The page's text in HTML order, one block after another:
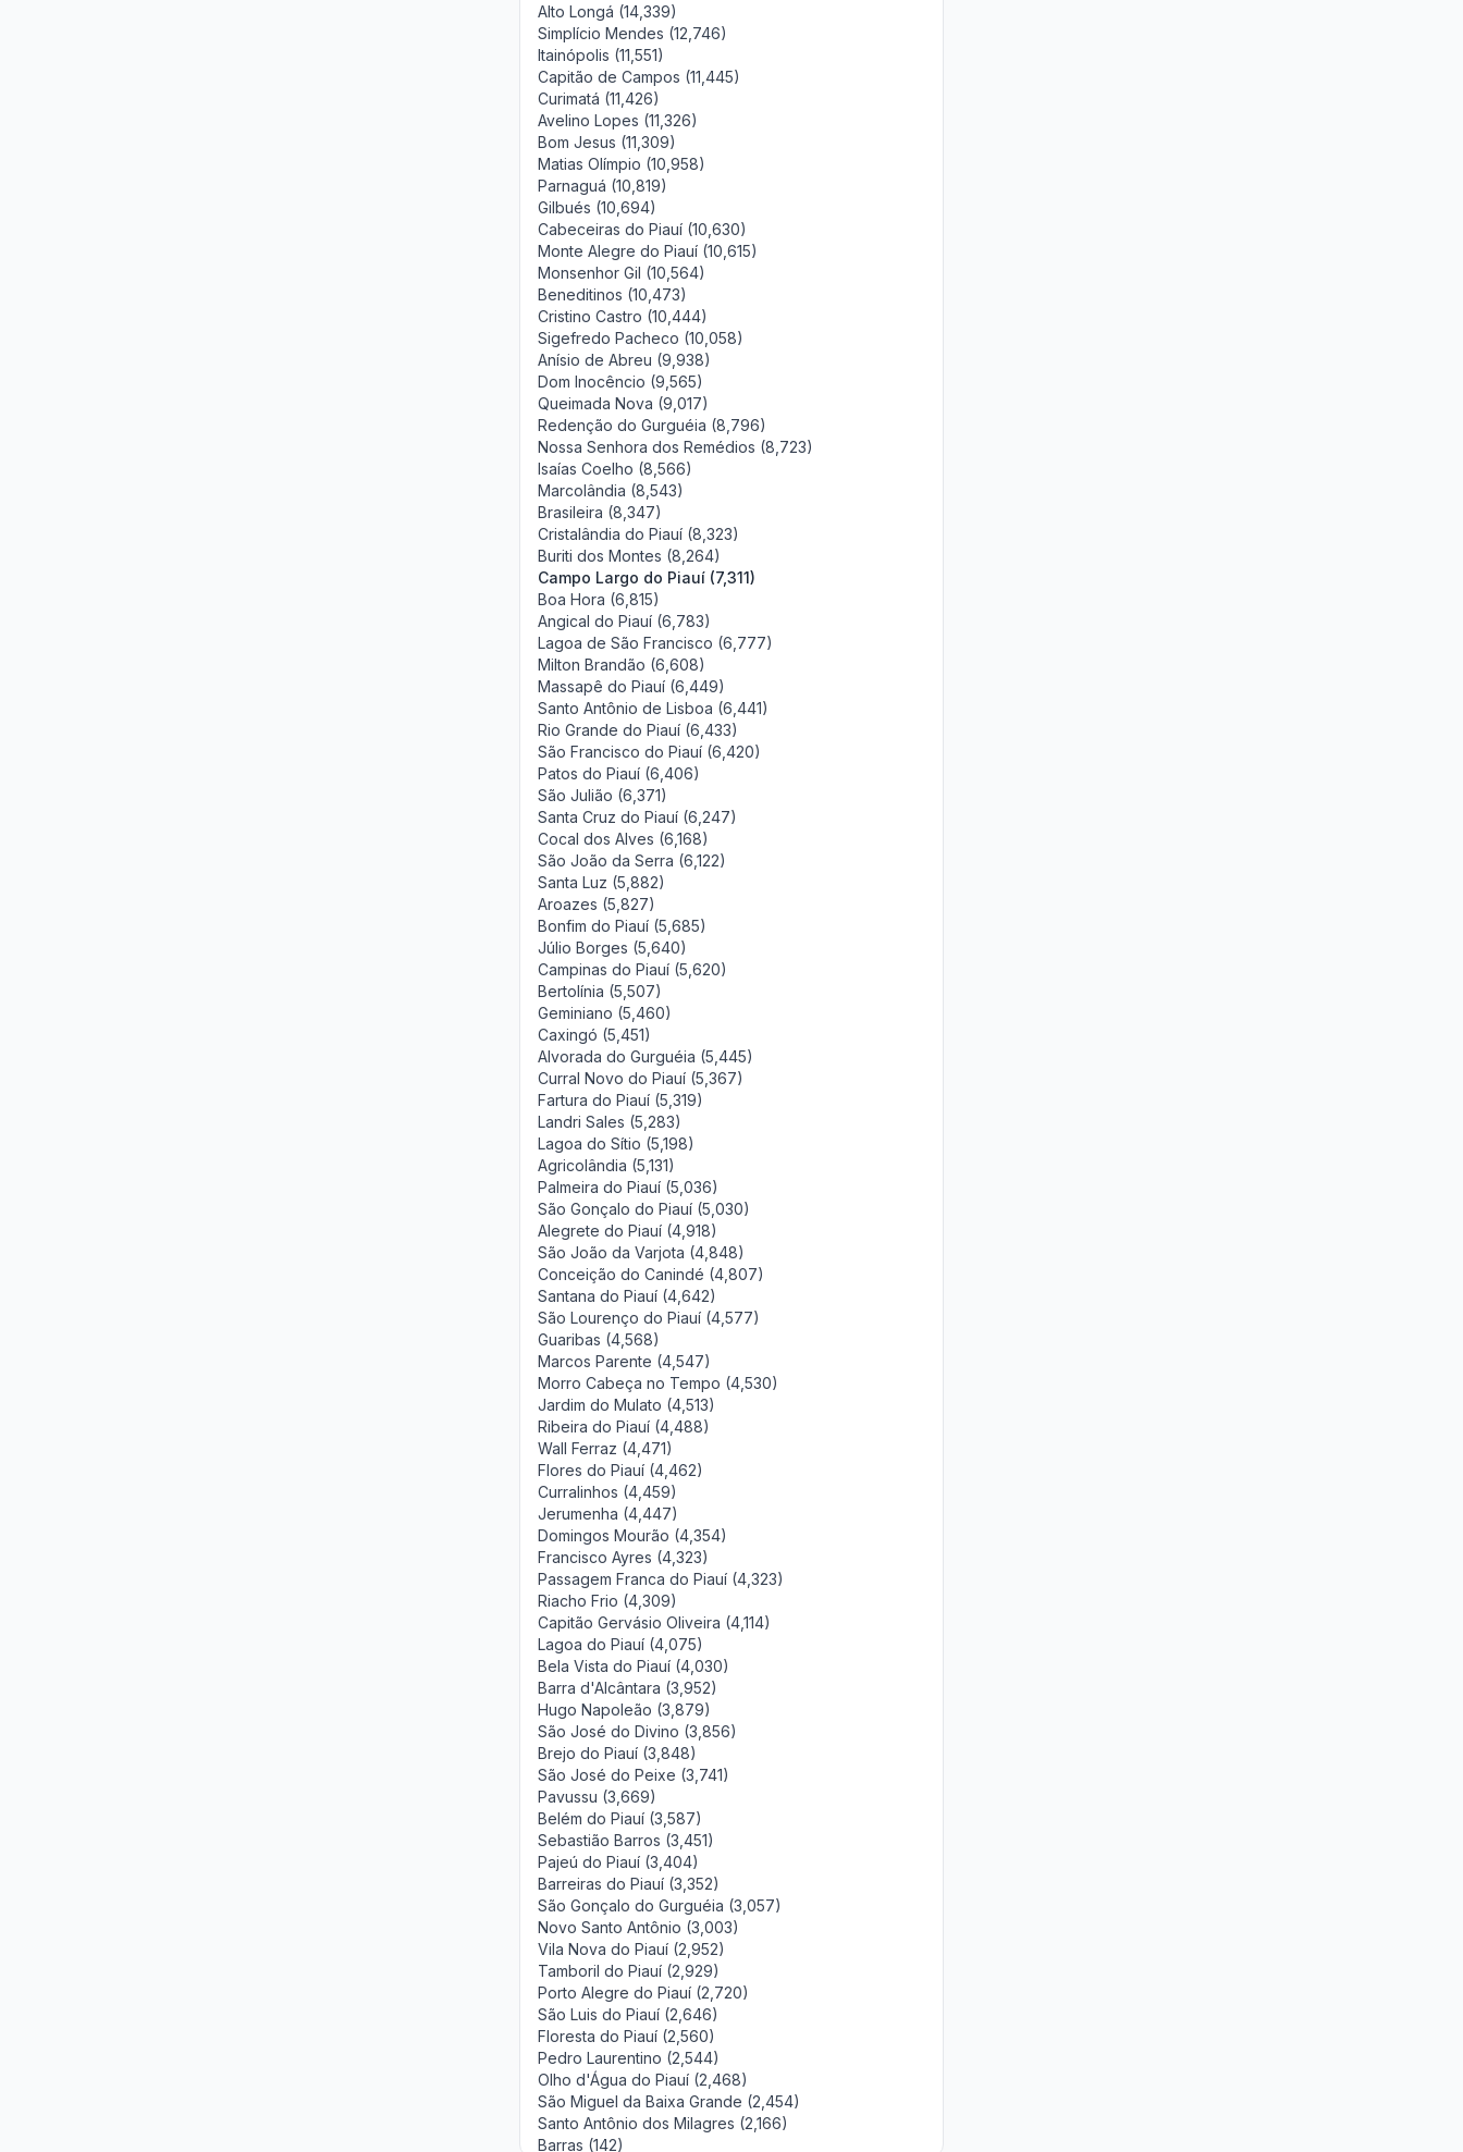
Alto Longá (14,339)
Simplício Mendes (12,746)
Itainópolis (11,551)
Capitão de Campos (11,445)
Curimatá (11,426)
Avelino Lopes (11,326)
Bom Jesus (11,309)
Matias Olímpio (10,958)
Parnaguá (10,819)
Gilbués (10,694)
Cabeceiras do Piauí (10,630)
Monte Alegre do Piauí (10,615)
Monsenhor Gil (10,564)
Beneditinos (10,473)
Cristino Castro (10,444)
Sigefredo Pacheco (10,058)
Anísio de Abreu (9,938)
Dom Inocêncio (9,565)
Queimada Nova (9,017)
Redenção do Gurguéia (8,796)
Nossa Senhora dos Remédios (8,723)
Isaías Coelho (8,566)
Marcolândia (8,543)
Brasileira (8,347)
Cristalândia do Piauí (8,323)
Buriti dos Montes (8,264)
Campo Largo do Piauí (7,311)
Boa Hora (6,815)
Angical do Piauí (6,783)
Lagoa de São Francisco (6,777)
Milton Brandão (6,608)
Massapê do Piauí (6,449)
Santo Antônio de Lisboa (6,441)
Rio Grande do Piauí (6,433)
São Francisco do Piauí (6,420)
Patos do Piauí (6,406)
São Julião (6,371)
Santa Cruz do Piauí (6,247)
Cocal dos Alves (6,168)
São João da Serra (6,122)
Santa Luz (5,882)
Aroazes (5,827)
Bonfim do Piauí (5,685)
Júlio Borges (5,640)
Campinas do Piauí (5,620)
Bertolínia (5,507)
Geminiano (5,460)
Caxingó (5,451)
Alvorada do Gurguéia (5,445)
Curral Novo do Piauí (5,367)
Fartura do Piauí (5,319)
Landri Sales (5,283)
Lagoa do Sítio (5,198)
Agricolândia (5,131)
Palmeira do Piauí (5,036)
São Gonçalo do Piauí (5,030)
Alegrete do Piauí (4,918)
São João da Varjota (4,848)
Conceição do Canindé (4,807)
Santana do Piauí (4,642)
São Lourenço do Piauí (4,577)
Guaribas (4,568)
Marcos Parente (4,547)
Morro Cabeça no Tempo (4,530)
Jardim do Mulato (4,513)
Ribeira do Piauí (4,488)
Wall Ferraz (4,471)
Flores do Piauí (4,462)
Curralinhos (4,459)
Jerumenha (4,447)
Domingos Mourão (4,354)
Francisco Ayres (4,323)
Passagem Franca do Piauí (4,323)
Riacho Frio (4,309)
Capitão Gervásio Oliveira (4,114)
Lagoa do Piauí (4,075)
Bela Vista do Piauí (4,030)
Barra d'Alcântara (3,952)
Hugo Napoleão (3,879)
São José do Divino (3,856)
Brejo do Piauí (3,848)
São José do Peixe (3,741)
Pavussu (3,669)
Belém do Piauí (3,587)
Sebastião Barros (3,451)
Pajeú do Piauí (3,404)
Barreiras do Piauí (3,352)
São Gonçalo do Gurguéia (3,057)
Novo Santo Antônio (3,003)
Vila Nova do Piauí (2,952)
Tamboril do Piauí (2,929)
Porto Alegre do Piauí (2,720)
São Luis do Piauí (2,646)
Floresta do Piauí (2,560)
Pedro Laurentino (2,544)
Olho d'Água do Piauí (2,468)
São Miguel da Baixa Grande (2,454)
Santo Antônio dos Milagres (2,166)
Barras (142)